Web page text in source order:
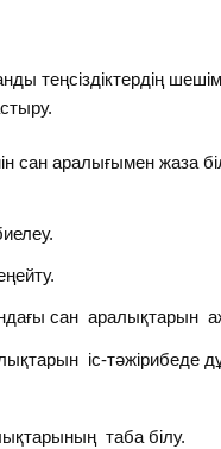
теңсіздіктердің
сан аралығымен жаза
сан аралықтарын
іс-тәжірибеде
таба білу.